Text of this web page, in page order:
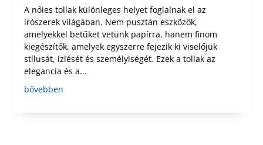
A nőies tollak különleges helyet foglalnak el az
írószerek világában. Nem pusztán eszközök,
amelyekkel betűket vetünk papírra, hanem finom
kiegészítők, amelyek egyszerre fejezik ki viselőjük
stílusát, ízlését és személyiségét. Ezek a tollak az
elegancia és a...
bővebben